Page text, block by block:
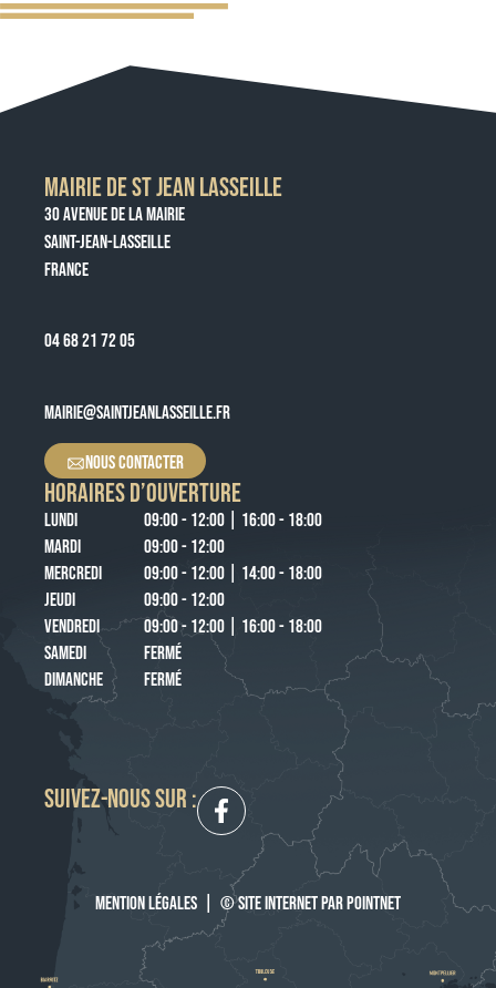
MAIRIE DE ST JEAN LASSEILLE
30 AVENUE DE LA MAIRIE
SAINT-JEAN-LASSEILLE
FRANCE
04 68 21 72 05
MAIRIE@SAINTJEANLASSEILLE.FR
NOUS CONTACTER
HORAIRES D’OUVERTURE
LUNDI
09:00 - 12:00 | 16:00 - 18:00
MARDI
09:00 - 12:00
MERCREDI
09:00 - 12:00 | 14:00 - 18:00
JEUDI
09:00 - 12:00
VENDREDI
09:00 - 12:00 | 16:00 - 18:00
SAMEDI
FERMÉ
DIMANCHE
FERMÉ
SUIVEZ-NOUS SUR :
MENTION LÉGALES © SITE INTERNET PAR POINTNET